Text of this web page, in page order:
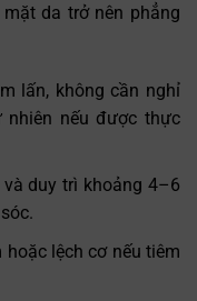
da trở nên phẳng
lấn, không cần nghỉ
nếu được thực
duy trì khoảng 4–6
hoặc lệch cơ nếu tiêm